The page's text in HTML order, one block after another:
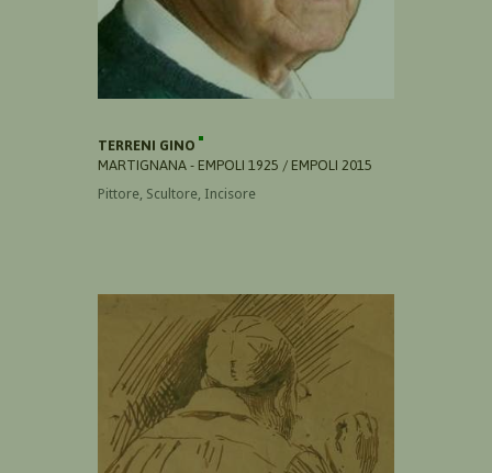
TERRENI GINO
MARTIGNANA - EMPOLI 1925 / EMPOLI 2015
Pittore, Scultore, Incisore